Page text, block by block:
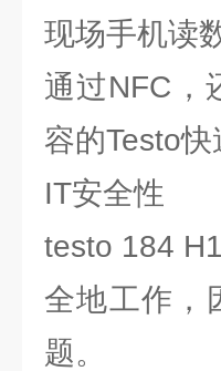
现场手机读
通过NFC，
容的Testo快
IT安全性
testo 184
全地工作，
题。